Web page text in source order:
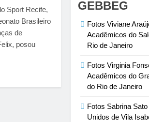
Sport Recife,
Brasileiro
de
posou
GEBBEG
Fotos Viviane
Acadêmicos do
Rio de Janeiro
Fotos Virginia
Acadêmicos do
do Rio de Janeiro
Fotos Sabrina
Unidos de Vila